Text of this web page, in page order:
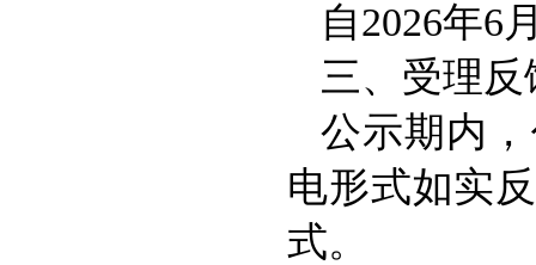
自2026年6
三、受理反
公示期内
电形式如实
式。